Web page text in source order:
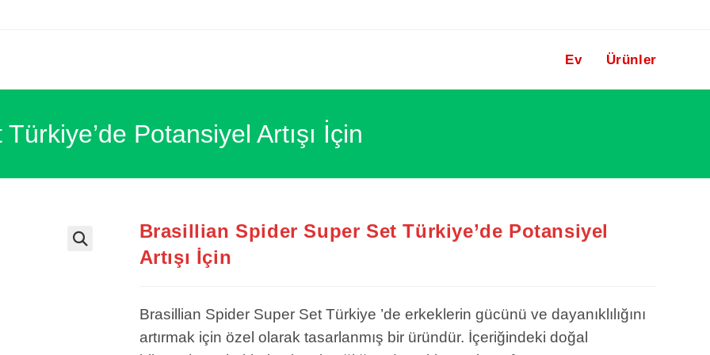
Ev Ürünler
Potansiyel Artışı İçin
Brasillian Spider Super Set Türkiye’de Potansiyel
Artışı İçin
Brasillian Spider Super Set Türkiye ’de erkeklerin gücünü ve dayanıklılığını
artırmak için özel olarak tasarlanmış bir üründür. İçeriğindeki doğal